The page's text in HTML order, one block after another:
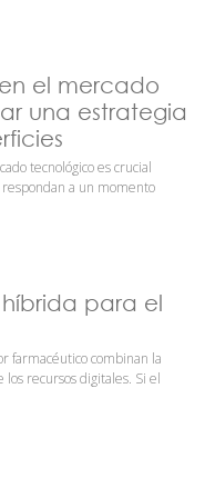
el mercado
una estrategia
tecnológico es crucial
a un momento
para el
farmacéutico combinan la
recursos digitales. Si el